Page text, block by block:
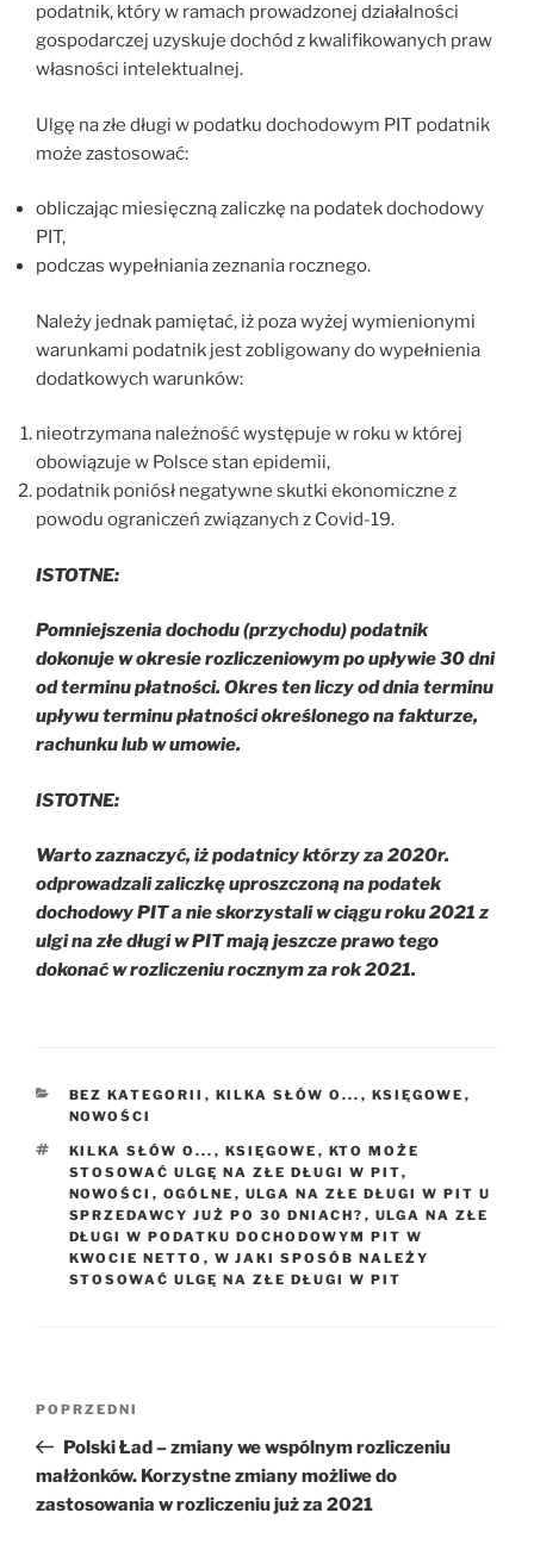
podatnik, który w ramach prowadzonej działalności
gospodarczej uzyskuje dochód z kwalifikowanych praw
własności intelektualnej.
Ulgę na złe długi w podatku dochodowym PIT podatnik
może zastosować:
obliczając miesięczną zaliczkę na podatek dochodowy
PIT,
podczas wypełniania zeznania rocznego.
Należy jednak pamiętać, iż poza wyżej wymienionymi
warunkami podatnik jest zobligowany do wypełnienia
dodatkowych warunków:
nieotrzymana należność występuje w roku w której
obowiązuje w Polsce stan epidemii,
podatnik poniósł negatywne skutki ekonomiczne z
powodu ograniczeń związanych z Covid-19.
ISTOTNE:
Pomniejszenia dochodu (przychodu) podatnik
dokonuje w okresie rozliczeniowym po upływie 30 dni
od terminu płatności. Okres ten liczy od dnia terminu
upływu terminu płatności określonego na fakturze,
rachunku lub w umowie.
ISTOTNE:
Warto zaznaczyć, iż podatnicy którzy za 2020r.
odprowadzali zaliczkę uproszczoną na podatek
dochodowy PIT a nie skorzystali w ciągu roku 2021 z
ulgi na złe długi w PIT mają jeszcze prawo tego
dokonać w rozliczeniu rocznym za rok 2021.
KATEGORIE
BEZ KATEGORII , KILKA SŁÓW O... , KSIĘGOWE ,
NOWOŚCI
TAGI
KILKA SŁÓW O... , KSIĘGOWE , KTO MOŻE
STOSOWAĆ ULGĘ NA ZŁE DŁUGI W PIT,
NOWOŚCI , OGÓLNE , ULGA NA ZŁE DŁUGI W PIT U
SPRZEDAWCY JUŻ PO 30 DNIACH? , ULGA NA ZŁE
DŁUGI W PODATKU DOCHODOWYM PIT W
KWOCIE NETTO , W JAKI SPOSÓB NALEŻY
STOSOWAĆ ULGĘ NA ZŁE DŁUGI W PIT
Poprzedni
wpis
POPRZEDNI
Polski Ład – zmiany we wspólnym rozliczeniu
małżonków. Korzystne zmiany możliwe do
zastosowania w rozliczeniu już za 2021